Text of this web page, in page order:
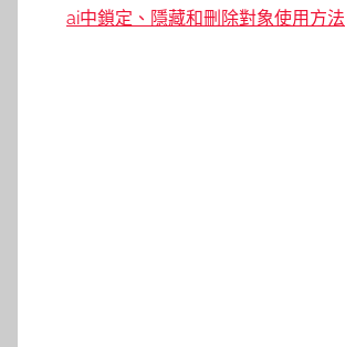
ai中鎖定、隱藏和刪除對象使用方法